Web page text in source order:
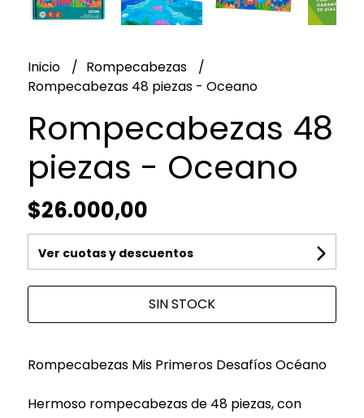
Inicio
Rompecabezas
Rompecabezas 48 piezas - Oceano
Rompecabezas 48
piezas - Oceano
$26.000,00
Ver cuotas y descuentos
SIN STOCK
Rompecabezas Mis Primeros Desafíos Océano
Hermoso rompecabezas de 48 piezas, con